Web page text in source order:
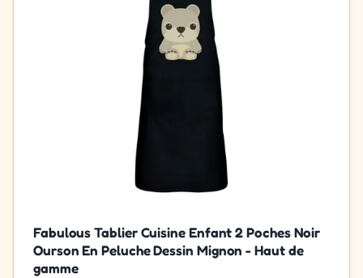
Fabulous Tablier Cuisine Enfant 2 Poches Noir
Ourson En Peluche Dessin Mignon - Haut de
gamme